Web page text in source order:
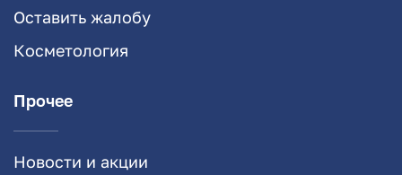
Оставить жалобу
Косметология
Прочее
Новости и акции